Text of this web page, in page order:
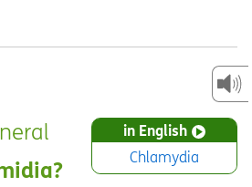
in English
Chlamydia